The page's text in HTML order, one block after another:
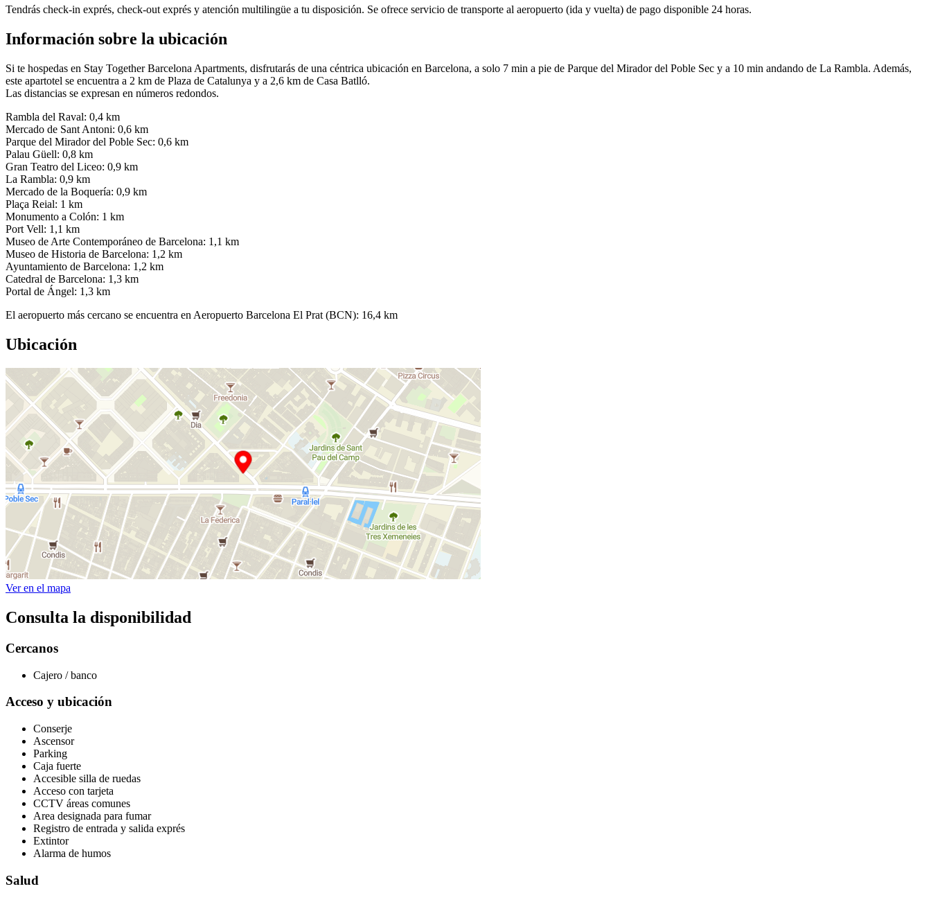
Tendrás check-in exprés, check-out exprés y atención multilingüe a tu disposición. Se ofrece servicio de transporte al aeropuerto (ida y vuelta) de pago disponible 24 horas.
Información sobre la ubicación
Si te hospedas en Stay Together Barcelona Apartments, disfrutarás de una céntrica ubicación en Barcelona, a solo 7 min a pie de Parque del Mirador del Poble Sec y a 10 min andando de La Rambla. Además,
este apartotel se encuentra a 2 km de Plaza de Catalunya y a 2,6 km de Casa Batlló.
Las distancias se expresan en números redondos.
Rambla del Raval: 0,4 km
Mercado de Sant Antoni: 0,6 km
Parque del Mirador del Poble Sec: 0,6 km
Palau Güell: 0,8 km
Gran Teatro del Liceo: 0,9 km
La Rambla: 0,9 km
Mercado de la Boquería: 0,9 km
Plaça Reial: 1 km
Monumento a Colón: 1 km
Port Vell: 1,1 km
Museo de Arte Contemporáneo de Barcelona: 1,1 km
Museo de Historia de Barcelona: 1,2 km
Ayuntamiento de Barcelona: 1,2 km
Catedral de Barcelona: 1,3 km
Portal de Ángel: 1,3 km
El aeropuerto más cercano se encuentra en Aeropuerto Barcelona El Prat (BCN): 16,4 km
Ubicación
Ver en el mapa
Consulta la disponibilidad
Cercanos
Cajero / banco
Acceso y ubicación
Conserje
Ascensor
Parking
Caja fuerte
Accesible silla de ruedas
Acceso con tarjeta
CCTV áreas comunes
Area designada para fumar
Registro de entrada y salida exprés
Extintor
Alarma de humos
Salud